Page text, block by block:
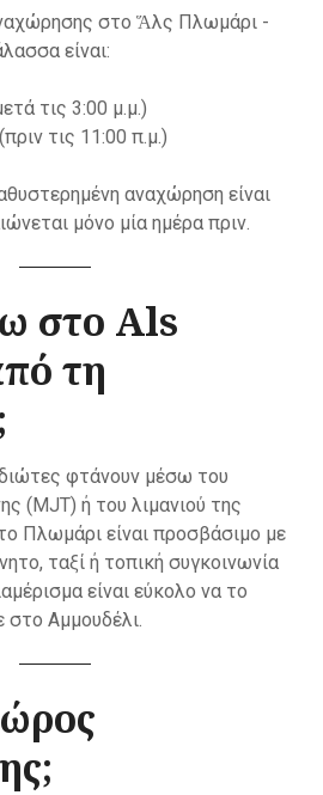
στο Ἅλς Πλωμάρι -
είναι:
τις 3:00 μ.μ.)
τις 11:00 π.μ.)
αναχώρηση είναι
μόνο μία ημέρα πριν.
στο Als
τη
φτάνουν μέσω του
(MJT) ή του λιμανιού της
Πλωμάρι είναι προσβάσιμο με
ταξί ή τοπική συγκοινωνία
είναι εύκολο να το
στο Αμμουδέλι.